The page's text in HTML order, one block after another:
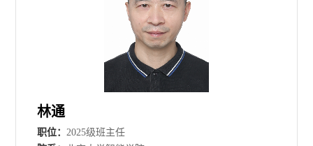
林通
职位： 2025级班主任